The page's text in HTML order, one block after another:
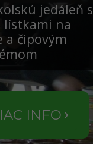
jedáleň s
lístkami na
čipovým
INFO